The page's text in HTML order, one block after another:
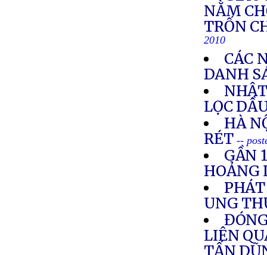
NẰM
TRỐN
2010
CÁC
DANH
LỌC
HÀ
RÉT--
GẦN
HOẢNG
UNG
LIÊN
TẤN